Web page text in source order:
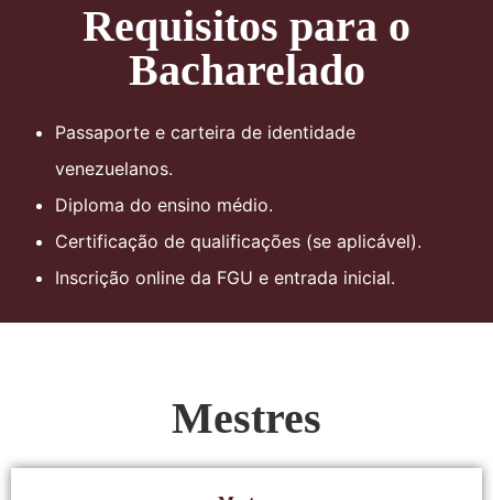
Requisitos para o
Bacharelado
Passaporte e carteira de identidade
venezuelanos.
Diploma do ensino médio.
Certificação de qualificações (se aplicável).
Inscrição online da FGU e entrada inicial.
Mestres